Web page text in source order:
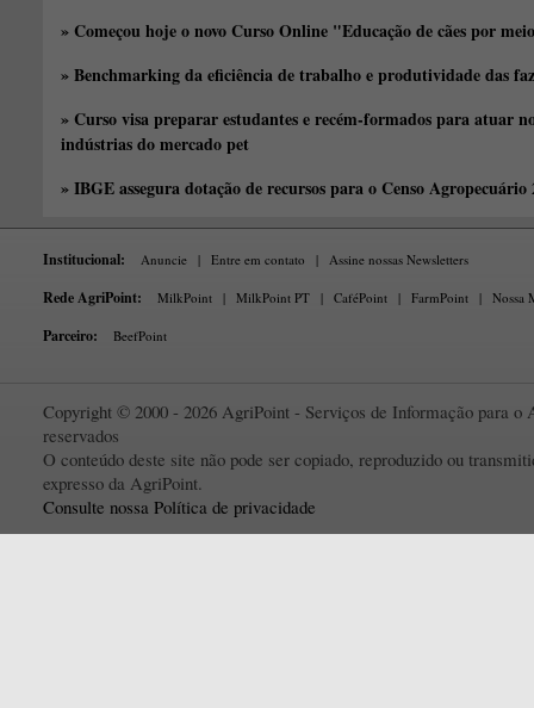
» Começou hoje o novo Curso Online "Educação de cães por
» Benchmarking da eficiência de trabalho e produtividade das
» Curso visa preparar estudantes e recém-formados para atuar
indústrias do mercado pet
» IBGE assegura dotação de recursos para o Censo Agropecuário
Institucional: Anuncie | Entre em contato | Assine nossas Newsletters
Rede AgriPoint: MilkPoint | MilkPoint PT | CaféPoint | FarmPoint | Nossa
Parceiro: BeefPoint
Copyright © 2000 - 2026 AgriPoint - Serviços de Informação para o
reservados
O conteúdo deste site não pode ser copiado, reproduzido ou
expresso da AgriPoint.
Consulte nossa Política de privacidade